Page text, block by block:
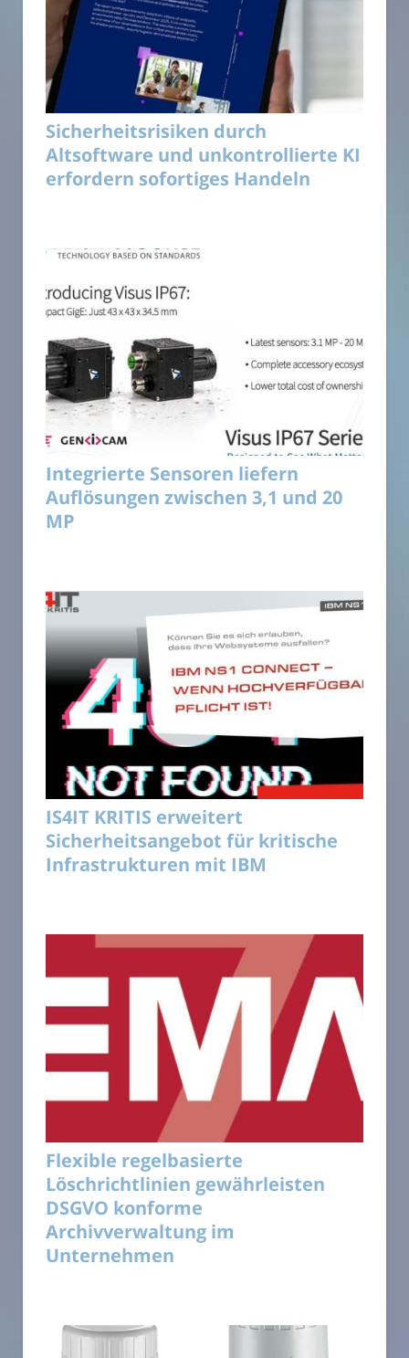
Sicherheitsrisiken durch
Altsoftware und unkontrollierte KI
erfordern sofortiges Handeln
Integrierte Sensoren liefern
Auflösungen zwischen 3,1 und 20
MP
IS4IT KRITIS erweitert
Sicherheitsangebot für kritische
Infrastrukturen mit IBM
Flexible regelbasierte
Löschrichtlinien gewährleisten
DSGVO konforme
Archivverwaltung im
Unternehmen